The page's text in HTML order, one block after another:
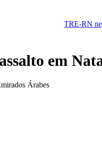
TRE-RN nega derrubar perfil
em
Árabes